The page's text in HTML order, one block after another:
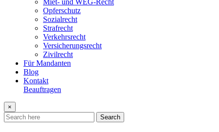
Miet- und WEG-Recht
Opferschutz
Sozialrecht
Strafrecht
Verkehrsrecht
Versicherungsrecht
Zivilrecht
Für Mandanten
Blog
Kontakt
Beauftragen
×
Search